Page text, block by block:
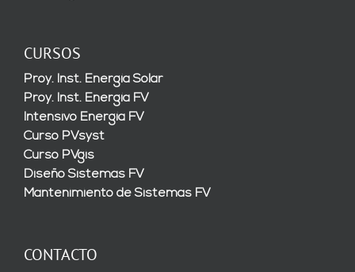
CURSOS
Proy. Inst. Energía Solar
Proy. Inst. Energía FV
Intensivo Energía FV
Curso PVsyst
Curso PVgis
Diseño Sistemas FV
Mantenimiento de Sistemas FV
CONTACTO